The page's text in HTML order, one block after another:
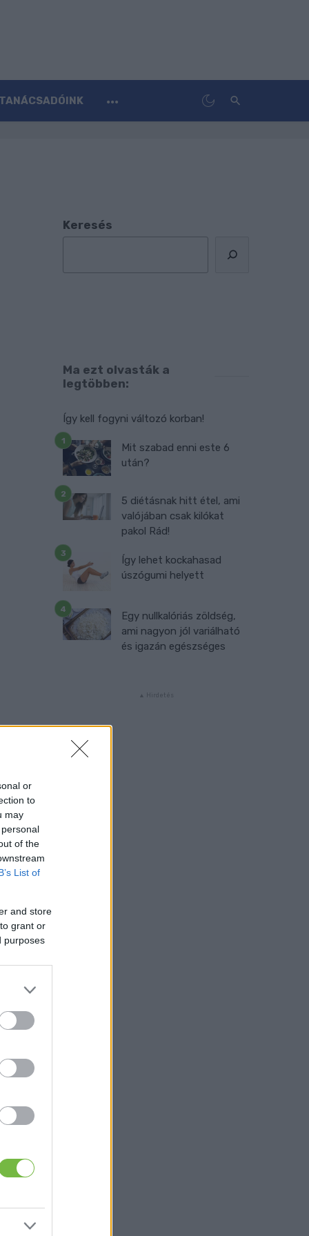
or
to
may
of the
List of
and store
grant or
purposes
Keresés
Ma ezt olvasták a
legtöbben:
Így kell fogyni változó korban!
Mit szabad enni este 6
után?
5 diétásnak hitt étel, ami
valójában csak kilókat
pakol Rád!
Így lehet kockahasad
úszógumi helyett
Egy nullkalóriás zöldség,
ami nagyon jól variálható
és igazán egészséges